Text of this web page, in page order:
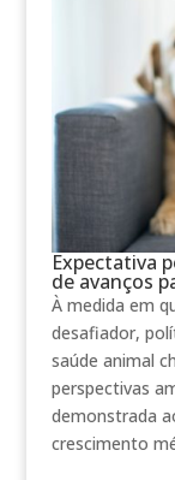
Expectativa
de avanços
À medida em
desafiador,
saúde animal
perspectivas
demonstrada
crescimento